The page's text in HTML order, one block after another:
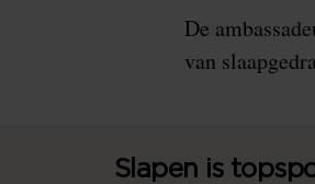
De
van
Slapen is